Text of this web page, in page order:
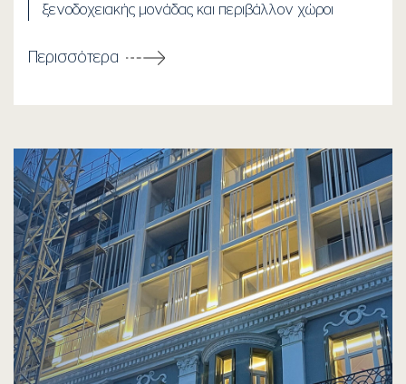
ξενοδοχειακής μονάδας και περιβάλλον χώροι
Περισσότερα